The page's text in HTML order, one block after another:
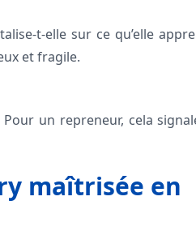
t-elle sur ce qu’elle
et fragile.
un repreneur, cela
maîtrisée en